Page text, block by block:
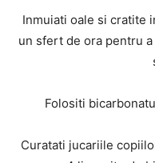
Inmuiati oale si cratite
un sfert de ora pentru
Folositi
Curatati jucariile